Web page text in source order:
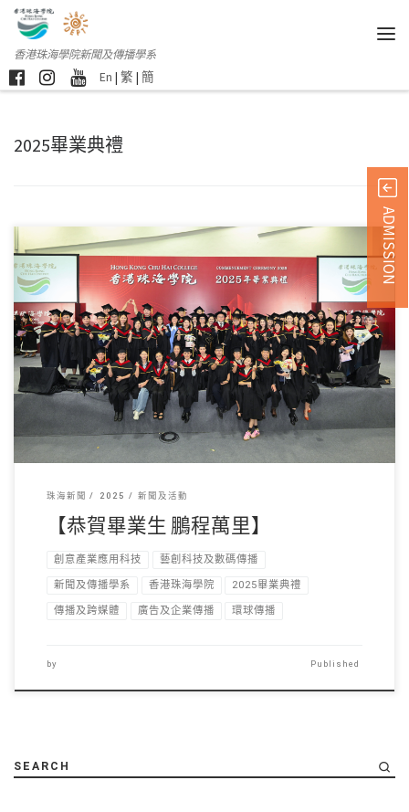
香港珠海學院新聞及傳播學系
En | 繁 | 簡
2025畢業典禮
本校於上周末舉行第七 […]
珠海新聞 2025 新聞及活動
【恭賀畢業生 鵬程萬里】
創意產業應用科技 藝創科技及數碼傳播
新聞及傳播學系 香港珠海學院 2025畢業典禮
傳播及跨媒體 廣告及企業傳播 環球傳播
by Published
SEARCH
ADMISSION